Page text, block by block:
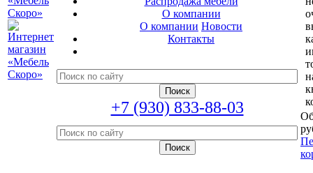
О компании
О компании Новости
Контакты
+7 (930) 833-88-03